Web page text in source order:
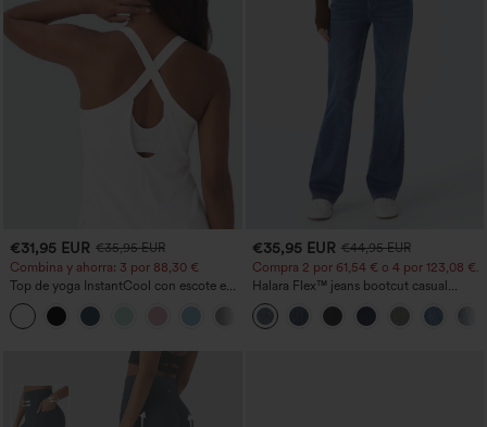
€31,95 EUR €35,95 EUR
Combina y ahorra: 3 por 88,30 €
Top de yoga InstantCool con escote en
U y bajo curvado - UPF50+
€35,95 EUR €44,95 EUR
Compra 2 por 61,54 € o 4 por 123,08 €.
Halara Flex™ jeans bootcut casual
lavados, de talle alto y con bolsillos